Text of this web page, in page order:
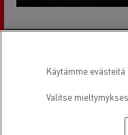
Käytämme
Valitse